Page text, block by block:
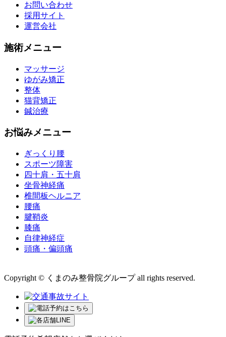
お問い合わせ
採用サイト
運営会社
施術メニュー
マッサージ
ゆがみ矯正
整体
猫背矯正
鍼治療
お悩みメニュー
ぎっくり腰
スポーツ障害
四十肩・五十肩
坐骨神経痛
椎間板ヘルニア
腰痛
腱鞘炎
膝痛
自律神経症
頭痛・偏頭痛
Copyright © くまのみ整骨院グループ all rights reserved.